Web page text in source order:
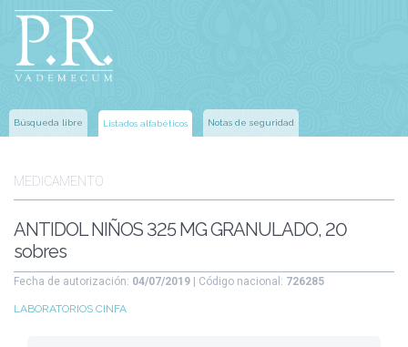
Búsqueda libre Listados alfabéticos Notas de seguridad
MEDICAMENTO
ANTIDOL NIÑOS 325 MG GRANULADO, 20
sobres
Fecha de autorización: 04/07/2019 | Código nacional: 726285
LABORATORIOS CINFA